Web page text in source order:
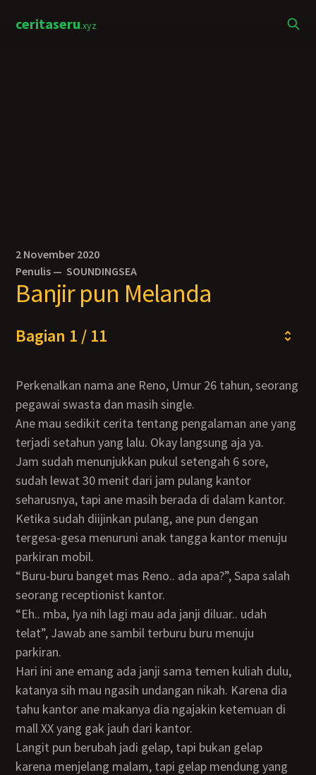
ceritaseru.xyz
2 November 2020
Penulis —SOUNDINGSEA
Banjir pun Melanda
Bagian 1 / 11
Perkenalkan nama ane Reno, Umur 26 tahun, seorang
pegawai swasta dan masih single.
Ane mau sedikit cerita tentang pengalaman ane yang
terjadi setahun yang lalu. Okay langsung aja ya.
Jam sudah menunjukkan pukul setengah 6 sore,
sudah lewat 30 menit dari jam pulang kantor
seharusnya, tapi ane masih berada di dalam kantor.
Ketika sudah diijinkan pulang, ane pun dengan
tergesa-gesa menuruni anak tangga kantor menuju
parkiran mobil.
“Buru-buru banget mas Reno.. ada apa?”, Sapa salah
seorang receptionist kantor.
“Eh.. mba, Iya nih lagi mau ada janji diluar.. udah
telat”, Jawab ane sambil terburu buru menuju
parkiran.
Hari ini ane emang ada janji sama temen kuliah dulu,
katanya sih mau ngasih undangan nikah. Karena dia
tahu kantor ane makanya dia ngajakin ketemuan di
mall XX yang gak jauh dari kantor.
Langit pun berubah jadi gelap, tapi bukan gelap
karena menjelang malam, tapi gelap mendung yang